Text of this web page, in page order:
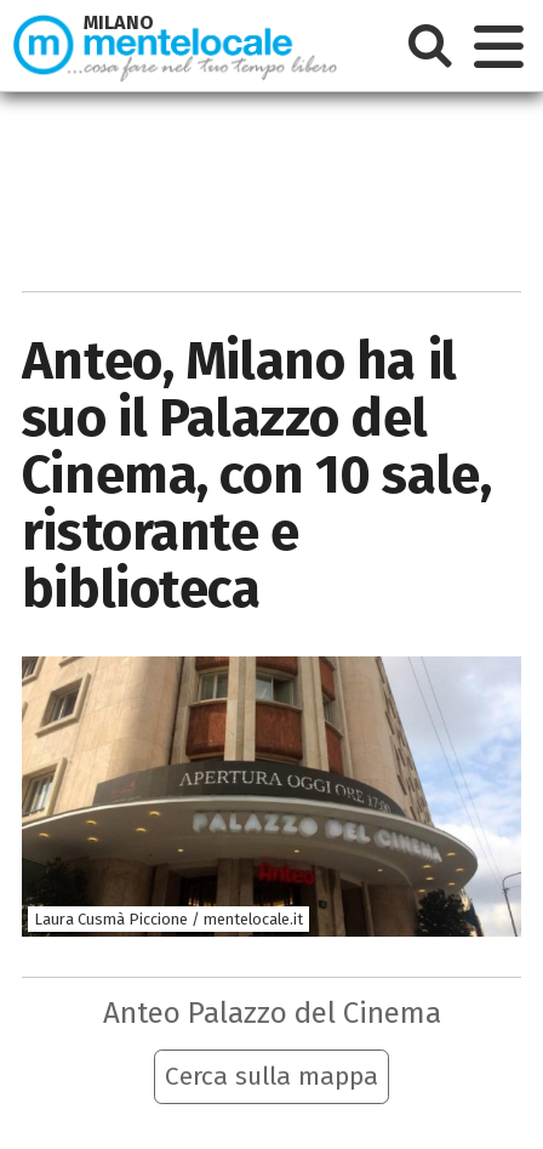
Anteo, Milano ha il
suo il Palazzo del
Cinema, con 10 sale,
ristorante e
biblioteca
Laura Cusmà Piccione / mentelocale.it
Anteo Palazzo del Cinema
Cerca sulla mappa
MILANO